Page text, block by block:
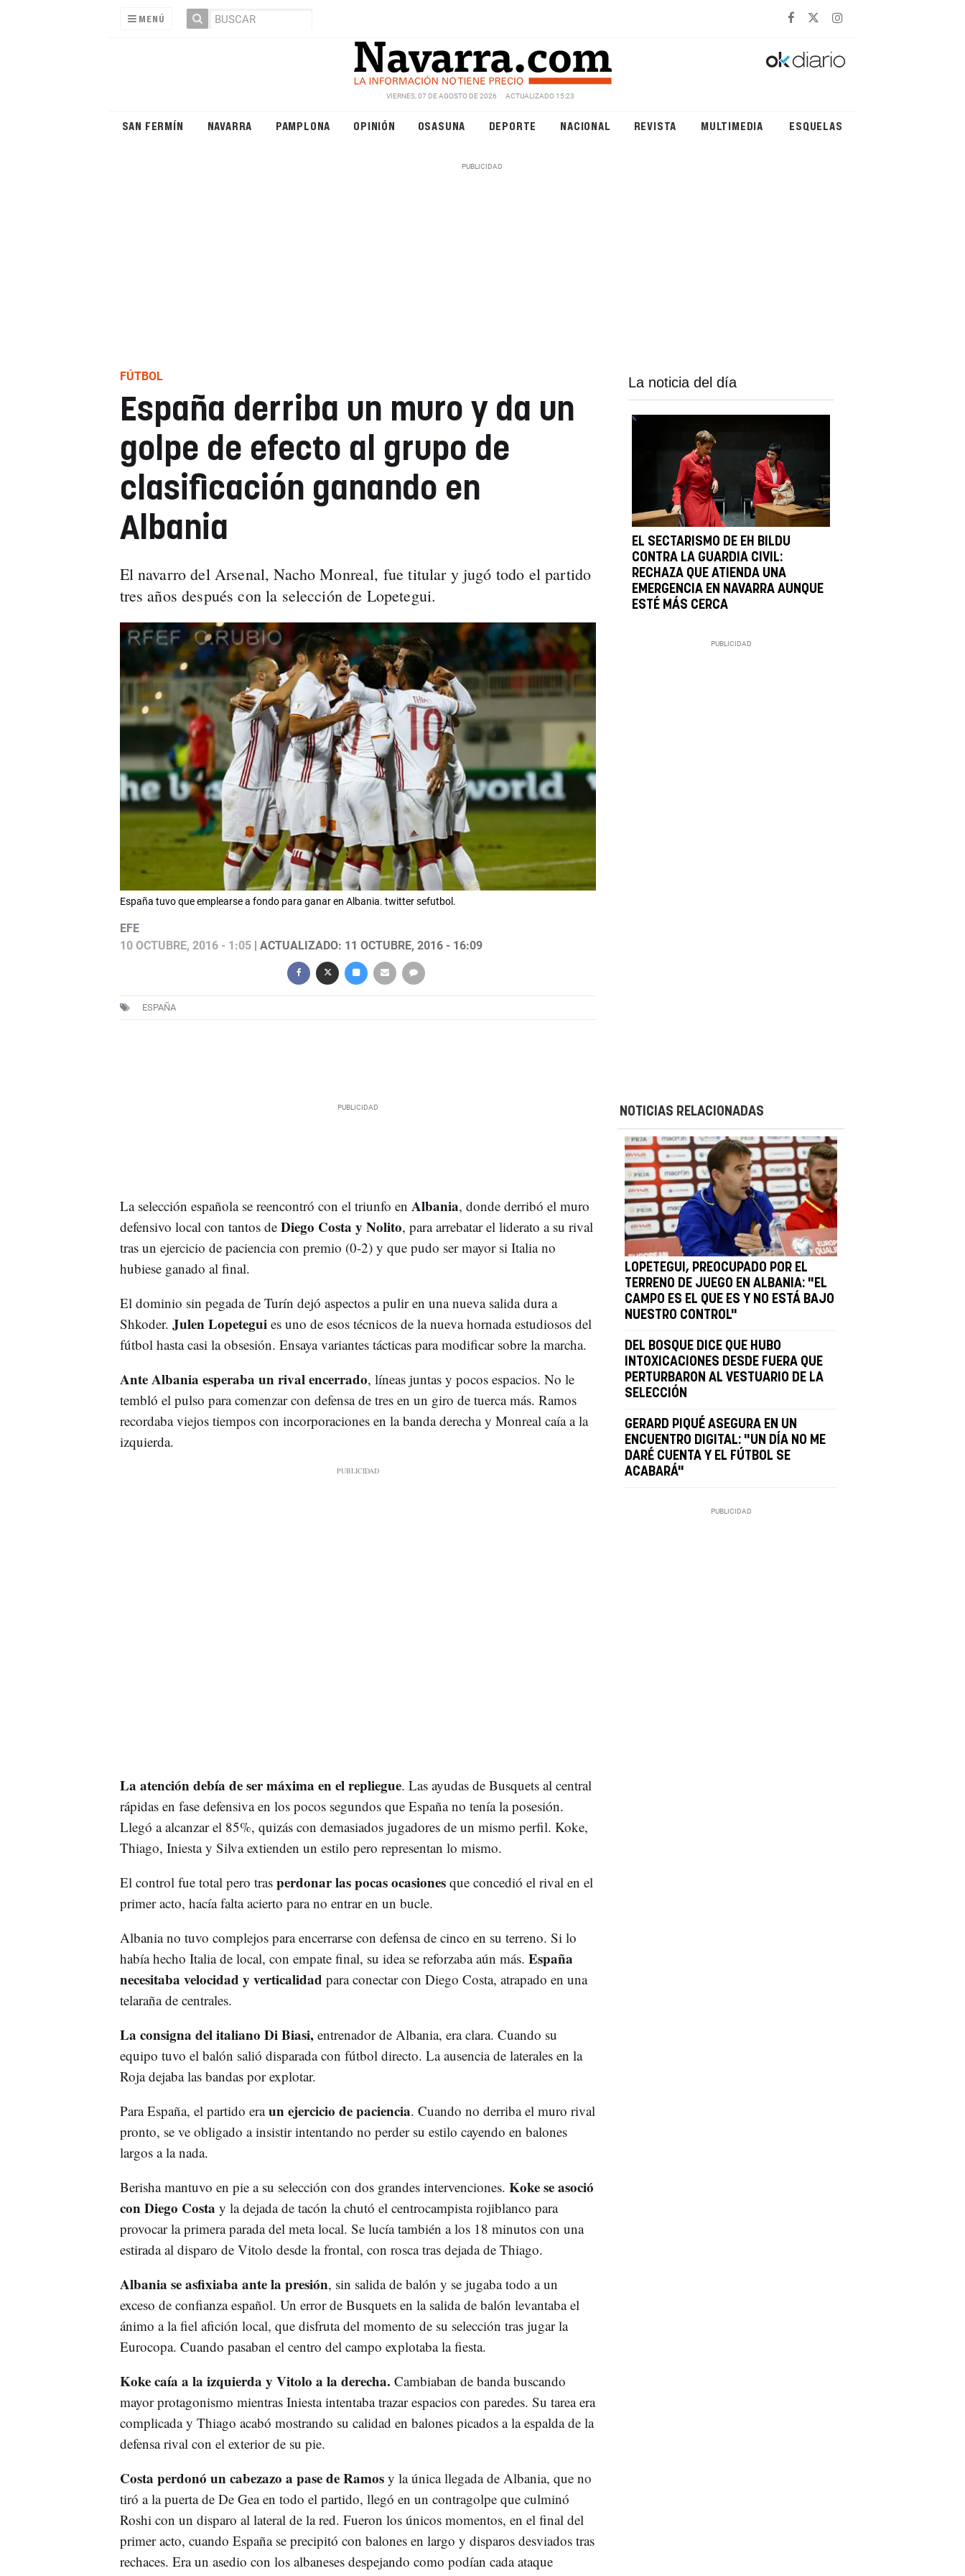
MENÚ
VIERNES, 07 DE AGOSTO DE 2026 ACTUALIZADO 15:23
SAN FERMÍN NAVARRA PAMPLONA OPINIÓN OSASUNA DEPORTE NACIONAL REVISTA MULTIMEDIA ESQUELAS
FÚTBOL
España derriba un muro y da un
golpe de efecto al grupo de
clasificación ganando en
Albania
El navarro del Arsenal, Nacho Monreal, fue titular y jugó todo el partido
tres años después con la selección de Lopetegui.
España tuvo que emplearse a fondo para ganar en Albania. twitter sefutbol.
EFE
10 OCTUBRE, 2016 - 1:05| ACTUALIZADO: 11 OCTUBRE, 2016 - 16:09
ESPAÑA
La noticia del día
EL SECTARISMO DE EH BILDU
CONTRA LA GUARDIA CIVIL:
RECHAZA QUE ATIENDA UNA
EMERGENCIA EN NAVARRA AUNQUE
ESTÉ MÁS CERCA
La selección española se reencontró con el triunfo en Albania, donde derribó el muro
defensivo local con tantos deDiego Costa y Nolito, para arrebatar el liderato a su rival
tras un ejercicio de paciencia con premio (0-2) y que pudo ser mayor si Italia no
hubiese ganado al final.
El dominio sin pegada de Turín dejó aspectos a pulir en una nueva salida dura a
Shkoder. Julen Lopetegui es uno de esos técnicos de la nueva hornada estudiosos del
fútbol hasta casi la obsesión. Ensaya variantes tácticas para modificar sobre la marcha.
Ante Albania esperaba un rival encerrado, líneas juntas y pocos espacios. No le
tembló el pulso para comenzar con defensa de tres en un giro de tuerca más. Ramos
recordaba viejos tiempos con incorporaciones en la banda derecha y Monreal caía a la
izquierda.
La atención debía de ser máxima en el repliegue. Las ayudas de Busquets al central
rápidas en fase defensiva en los pocos segundos que España no tenía la posesión.
Llegó a alcanzar el 85%, quizás con demasiados jugadores de un mismo perfil. Koke,
Thiago, Iniesta y Silva extienden un estilo pero representan lo mismo.
El control fue total pero tras perdonar las pocas ocasionesque concedió el rival en el
primer acto, hacía falta acierto para no entrar en un bucle.
Albania no tuvo complejos para encerrarse con defensa de cinco en su terreno. Si lo
había hecho Italia de local, con empate final, su idea se reforzaba aún más. España
necesitaba velocidad y verticalidad para conectar con Diego Costa, atrapado en una
telaraña de centrales.
La consigna del italiano Di Biasi, entrenador de Albania, era clara. Cuando su
equipo tuvo el balón salió disparada con fútbol directo. La ausencia de laterales en la
Roja dejaba las bandas por explotar.
Para España, el partido eraun ejercicio de paciencia. Cuando no derriba el muro rival
pronto, se ve obligado a insistir intentando no perder su estilo cayendo en balones
largos a la nada.
Berisha mantuvo en pie a su selección con dos grandes intervenciones. Koke se asoció
con Diego Costa y la dejada de tacón la chutó el centrocampista rojiblanco para
provocar la primera parada del meta local. Se lucía también a los 18 minutos con una
estirada al disparo de Vitolo desde la frontal, con rosca tras dejada de Thiago.
Albania se asfixiaba ante la presión, sin salida de balón y se jugaba todo a un
exceso de confianza español. Un error de Busquets en la salida de balón levantaba el
ánimo a la fiel afición local, que disfruta del momento de su selección tras jugar la
Eurocopa. Cuando pasaban el centro del campo explotaba la fiesta.
Koke caía a la izquierda y Vitolo a la derecha. Cambiaban de banda buscando
mayor protagonismo mientras Iniesta intentaba trazar espacios con paredes. Su tarea era
complicada y Thiago acabó mostrando su calidad en balones picados a la espalda de la
defensa rival con el exterior de su pie.
Costa perdonó un cabezazo a pase de Ramos y la única llegada de Albania, que no
tiró a la puerta de De Gea en todo el partido, llegó en un contragolpe que culminó
Roshi con un disparo al lateral de la red. Fueron los únicos momentos, en el final del
primer acto, cuando España se precipitó con balones en largo y disparos desviados tras
rechaces. Era un asedio con los albaneses despejando como podían cada ataque
NOTICIAS RELACIONADAS
LOPETEGUI, PREOCUPADO POR EL
TERRENO DE JUEGO EN ALBANIA: "EL
CAMPO ES EL QUE ES Y NO ESTÁ BAJO
NUESTRO CONTROL"
DEL BOSQUE DICE QUE HUBO
INTOXICACIONES DESDE FUERA QUE
PERTURBARON AL VESTUARIO DE LA
SELECCIÓN
GERARD PIQUÉ ASEGURA EN UN
ENCUENTRO DIGITAL: "UN DÍA NO ME
DARÉ CUENTA Y EL FÚTBOL SE
ACABARÁ"